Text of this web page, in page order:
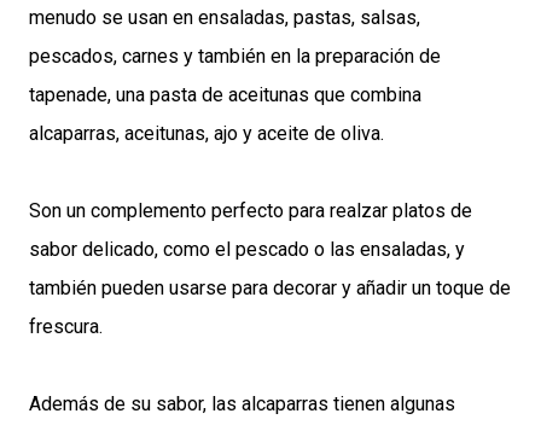
menudo se usan en ensaladas, pastas, salsas,
pescados, carnes y también en la preparación de
tapenade, una pasta de aceitunas que combina
alcaparras, aceitunas, ajo y aceite de oliva.
Son un complemento perfecto para realzar platos de
sabor delicado, como el pescado o las ensaladas, y
también pueden usarse para decorar y añadir un toque de
frescura.
Además de su sabor, las alcaparras tienen algunas